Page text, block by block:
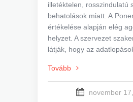
illetéktelen, rosszindulatú
behatolások miatt. A
értékelése alapján elég
helyzet. A szervezet
látják, hogy az
Tovább
november